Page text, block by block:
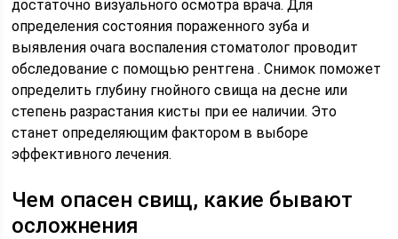
достаточно визуального осмотра врача. Для
определения состояния пораженного зуба и
выявления очага воспаления стоматолог проводит
обследование с помощью рентгена . Снимок поможет
определить глубину гнойного свища на десне или
степень разрастания кисты при ее наличии. Это
станет определяющим фактором в выборе
эффективного лечения.
Чем опасен свищ, какие бывают
осложнения